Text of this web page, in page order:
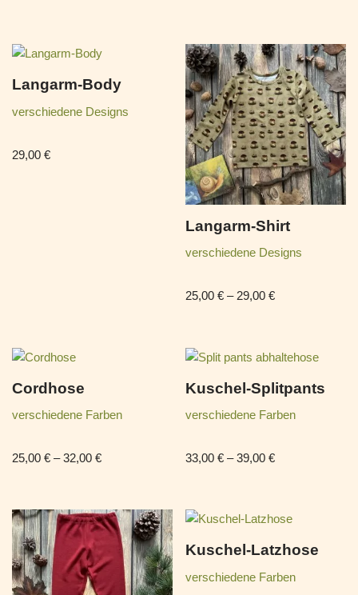
Langarm-Body
verschiedene Designs
29,00 €
Langarm-Shirt
verschiedene Designs
25,00€ – 29,00€
Cordhose
verschiedene Farben
25,00 € –32,00 €
Kuschel-Splitpants
verschiedene Farben
33,00€ –39,00€
Kuschel-Latzhose
verschiedene Farben